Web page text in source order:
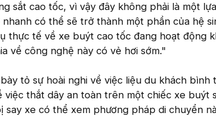
sắt cao tốc, vì vậy đây không phải là một
có thể sẽ trở thành một phần của hệ
thực tế về xe buýt cao tốc đang hoạt động
về công nghệ này có vẻ hơi sớm."
tỏ sự hoài nghi về việc liệu du khách bình
việc thắt dây an toàn trên một chiếc xe buýt
say xe có thể xem phương pháp di chuyển